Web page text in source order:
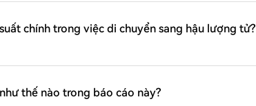
chính trong việc di chuyển sang hậu lượng tử?
thế nào trong báo cáo này?